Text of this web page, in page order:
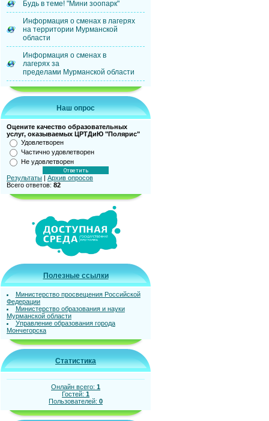
Будь в теме! "Мини зоопарк"
Информация о сменах в лагерях
на территории Мурманской
области
Информация о сменах в
лагерях за
пределами Мурманской области
Наш опрос
Оцените качество образовательных
услуг, оказываемых ЦРТДиЮ "Полярис"
Удовлетворен
Частично удовлетворен
Не удовлетворен
Результаты | Архив опросов
Всего ответов: 82
Полезные ссылки
Министерство просвещения Российской
Федерации
Министерство образования и науки
Мурманской области
Управление образования города
Мончегорска
Статистика
Онлайн всего: 1
Гостей: 1
Пользователей: 0